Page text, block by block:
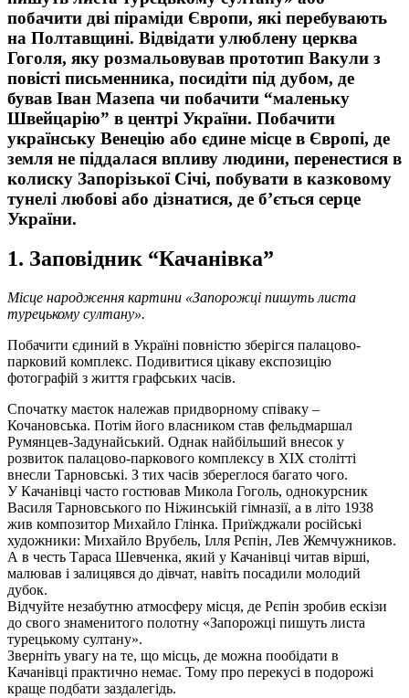
побачити дві піраміди Європи, які перебувають
на Полтавщині. Відвідати улюблену церква
Гоголя, яку розмальовував прототип Вакули з
повісті письменника, посидіти під дубом, де
бував Іван Мазепа чи побачити “маленьку
Швейцарію” в центрі України. Побачити
українську Венецію або єдине місце в Європі, де
земля не піддалася впливу людини, перенестися в
колиску Запорізької Січі, побувати в казковому
тунелі любові або дізнатися, де б’ється серце
України.
1. Заповідник “Качанівка”
Місце народження картини «Запорожці пишуть листа
турецькому султану».
Побачити єдиний в Україні повністю зберігся палацово-
парковий комплекс. Подивитися цікаву експозицію
фотографій з життя графських часів.
Спочатку маєток належав придворному співаку –
Кочановська. Потім його власником став фельдмаршал
Румянцев-Задунайський. Однак найбільший внесок у
розвиток палацово-паркового комплексу в ХIХ столітті
внесли Тарновські. З тих часів збереглося багато чого.
У Качанівці часто гостював Микола Гоголь, однокурсник
Василя Тарновського по Ніжинській гімназії, а в літо 1938
жив композитор Михайло Глінка. Приїжджали російські
художники: Михайло Врубель, Ілля Рєпін, Лев Жемчужников.
А в честь Тараса Шевченка, який у Качанівці читав вірші,
малював і залицявся до дівчат, навіть посадили молодий
дубок.
Відчуйте незабутню атмосферу місця, де Рєпін зробив ескізи
до свого знаменитого полотну «Запорожці пишуть листа
турецькому султану».
Зверніть увагу на те, що місць, де можна пообідати в
Качанівці практично немає. Тому про перекусі в подорожі
краще подбати заздалегідь.